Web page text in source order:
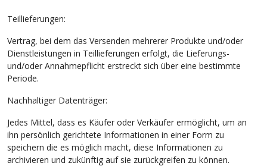
Teillieferungen:
Vertrag, bei dem das Versenden mehrerer Produkte und/oder
Dienstleistungen in Teillieferungen erfolgt, die Lieferungs-
und/oder Annahmepflicht erstreckt sich über eine bestimmte
Periode.
Nachhaltiger Datenträger:
Jedes Mittel, dass es Käufer oder Verkäufer ermöglicht, um an
ihn persönlich gerichtete Informationen in einer Form zu
speichern die es möglich macht, diese Informationen zu
archivieren und zukünftig auf sie zurückgreifen zu können.